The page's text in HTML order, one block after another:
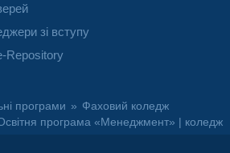
зі вступу
Repository
програми » Фаховий коледж
програма «Менеджмент» | коледж